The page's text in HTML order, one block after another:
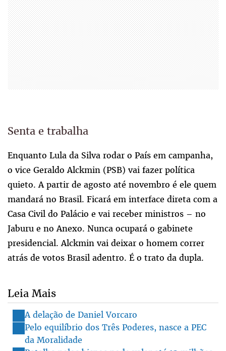
Senta e trabalha
Enquanto Lula da Silva rodar o País em campanha,
o vice Geraldo Alckmin (PSB) vai fazer política
quieto. A partir de agosto até novembro é ele quem
mandará no Brasil. Ficará em interface direta com a
Casa Civil do Palácio e vai receber ministros – no
Jaburu e no Anexo. Nunca ocupará o gabinete
presidencial. Alckmin vai deixar o homem correr
atrás de votos Brasil adentro. É o trato da dupla.
Leia Mais
A delação de Daniel Vorcaro
Pelo equilíbrio dos Três Poderes, nasce a PEC
da Moralidade